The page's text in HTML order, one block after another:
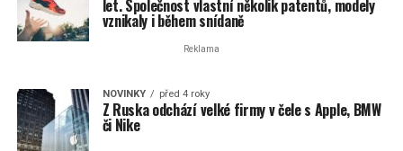
let. Společnost vlastní několik patentů, modely
vznikaly i během snídaně
Reklama
NOVINKY před 4 roky
Z Ruska odchází velké firmy v čele s Apple, BMW
či Nike